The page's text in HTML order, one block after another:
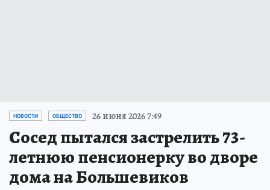
НОВОСТИ ОБЩЕСТВО 26 июня 2026 7:49
Сосед пытался застрелить 73-
летнюю пенсионерку во дворе
дома на Большевиков